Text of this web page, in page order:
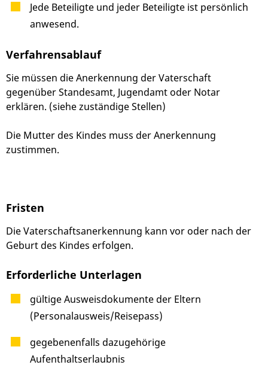
Jede Beteiligte und jeder Beteiligte ist persönlich
anwesend.
Verfahrensablauf
Sie müssen die Anerkennung der Vaterschaft
gegenüber Standesamt, Jugendamt oder Notar
erklären. (siehe zuständige Stellen)
Die Mutter des Kindes muss der Anerkennung
zustimmen.
Fristen
Die Vaterschaftsanerkennung kann vor oder nach der
Geburt des Kindes erfolgen.
Erforderliche Unterlagen
gültige Ausweisdokumente der Eltern
(Personalausweis/Reisepass)
gegebenenfalls dazugehörige
Aufenthaltserlaubnis